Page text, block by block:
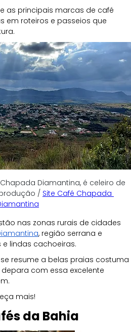
as principais marcas de café
em roteiros e passeios que
Diamantina, é celeiro de
/ Site Café Chapada
nas zonas rurais de cidades
, região serrana e
e lindas cachoeiras.
resume a belas praias costuma
com essa excelente
mais!
da Bahia